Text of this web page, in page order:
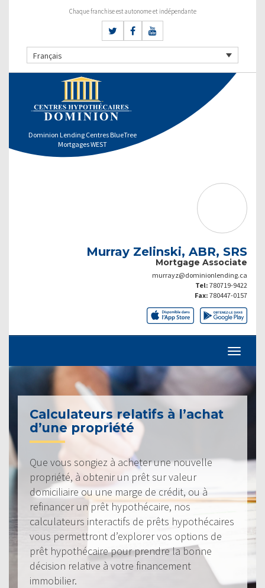
Chaque franchise est autonome et indépendante
Français
Dominion Lending Centres BlueTree
Mortgages WEST
Murray Zelinski, ABR, SRS
Mortgage Associate
murrayz@dominionlending.ca
Tel: 780719-9422
Fax: 780447-0157
Calculateurs relatifs à l’achat
d’une propriété
Que vous songiez à acheter une nouvelle
propriété, à obtenir un prêt sur valeur
domiciliaire ou une marge de crédit, ou à
refinancer un prêt hypothécaire, nos
calculateurs interactifs de prêts hypothécaires
vous permettront d’explorer vos options de
prêt hypothécaire pour prendre la bonne
décision relative à votre financement
immobilier.